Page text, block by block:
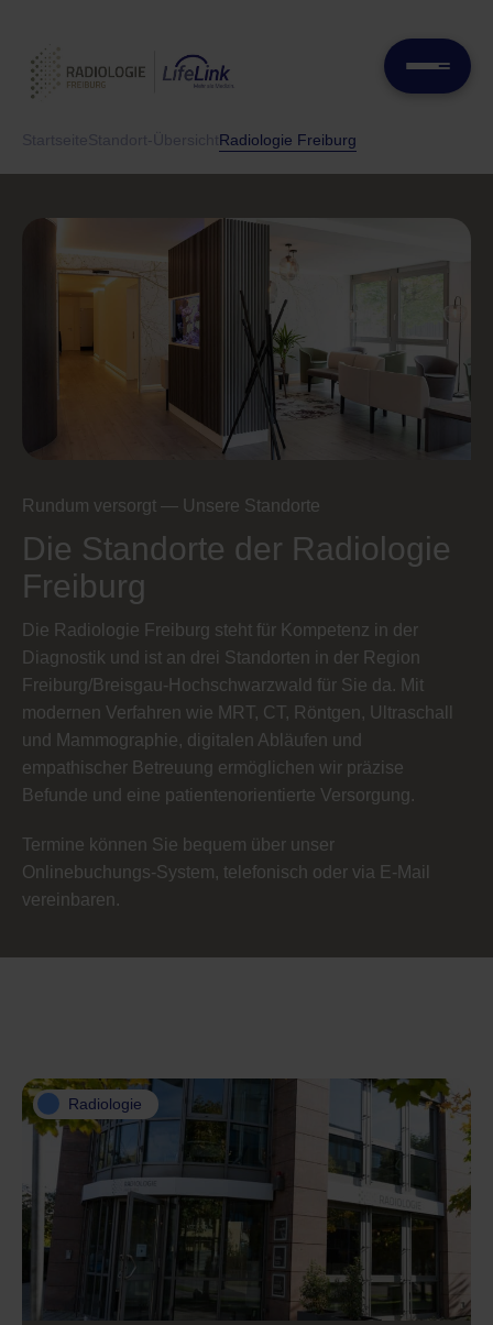
Radiologie Freiburg
Rundum versorgt — Unsere Standorte
Die Standorte der Radiologie
Freiburg
Die Radiologie Freiburg steht für Kompetenz in der
Diagnostik und ist an drei Standorten in der Region
Freiburg/Breisgau-Hochschwarzwald für Sie da. Mit
modernen Verfahren wie MRT, CT, Röntgen, Ultraschall
und Mammographie, digitalen Abläufen und
empathischer Betreuung ermöglichen wir präzise
Befunde und eine patientenorientierte Versorgung.
Termine können Sie bequem über unser
Onlinebuchungs-System, telefonisch oder via E-Mail
vereinbaren.
Radiologie